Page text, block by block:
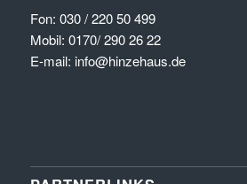
Fon: 030 / 220 50 499
Mobil: 0170/ 290 26 22
E-mail: info@hinzehaus.de